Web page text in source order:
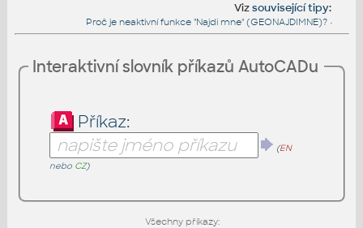
Vizsouvisející tipy:
Proč je neaktivní funkce "Najdi mne" (GEONAJDIMNE)? •
Interaktivní slovník příkazů AutoCADu
Příkaz:
(EN
nebo CZ)
Všechny příkazy: